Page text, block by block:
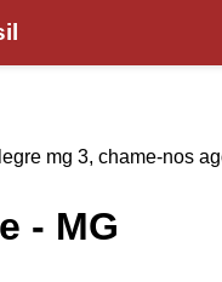
mg 3, chame-nos
- MG